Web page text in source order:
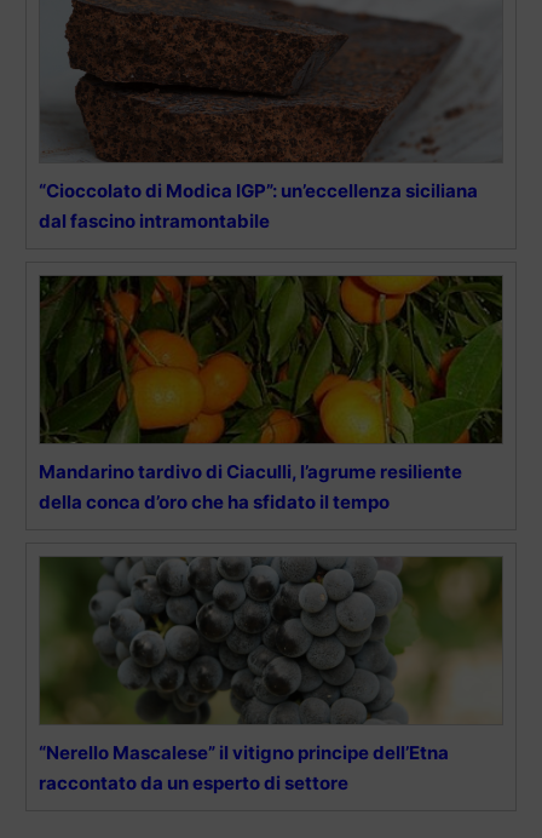
“Cioccolato di Modica IGP”: un’eccellenza siciliana
dal fascino intramontabile
Mandarino tardivo di Ciaculli, l’agrume resiliente
della conca d’oro che ha sfidato il tempo
“Nerello Mascalese” il vitigno principe dell’Etna
raccontato da un esperto di settore